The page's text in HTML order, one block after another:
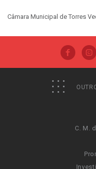
Câmara Municipal de Torres
C. M.